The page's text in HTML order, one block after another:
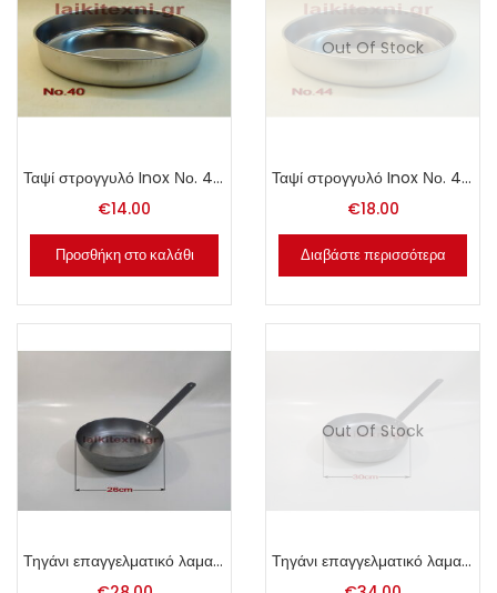
Ταψί στρογγυλό Inox Νο. 40.
€14.00
Προσθήκη στο καλάθι
Out Of Stock
Ταψί στρογγυλό Inox Νο. 44.
€18.00
Διαβάστε περισσότερα
Τηγάνι επαγγελματικό λαμαρίνας 26cm.
Out Of Stock
Τηγάνι επαγγελματικό λαμαρίνας 30cm.